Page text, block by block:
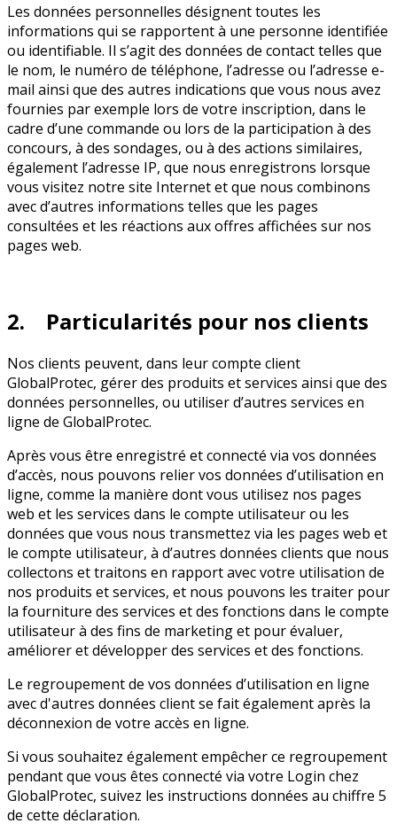
Les données personnelles désignent toutes les
informations qui se rapportent à une personne identifiée
ou identifiable. Il s’agit des données de contact telles que
le nom, le numéro de téléphone, l’adresse ou l’adresse e-
mail ainsi que des autres indications que vous nous avez
fournies par exemple lors de votre inscription, dans le
cadre d’une commande ou lors de la participation à des
concours, à des sondages, ou à des actions similaires,
également l’adresse IP, que nous enregistrons lorsque
vous visitez notre site Internet et que nous combinons
avec d’autres informations telles que les pages
consultées et les réactions aux offres affichées sur nos
pages web.
2. Particularités pour nos clients
Nos clients peuvent, dans leur compte client
GlobalProtec, gérer des produits et services ainsi que des
données personnelles, ou utiliser d’autres services en
ligne de GlobalProtec.
Après vous être enregistré et connecté via vos données
d’accès, nous pouvons relier vos données d’utilisation en
ligne, comme la manière dont vous utilisez nos pages
web et les services dans le compte utilisateur ou les
données que vous nous transmettez via les pages web et
le compte utilisateur, à d’autres données clients que nous
collectons et traitons en rapport avec votre utilisation de
nos produits et services, et nous pouvons les traiter pour
la fourniture des services et des fonctions dans le compte
utilisateur à des fins de marketing et pour évaluer,
améliorer et développer des services et des fonctions.
Le regroupement de vos données d’utilisation en ligne
avec d'autres données client se fait également après la
déconnexion de votre accès en ligne.
Si vous souhaitez également empêcher ce regroupement
pendant que vous êtes connecté via votre Login chez
GlobalProtec, suivez les instructions données au chiffre 5
de cette déclaration.